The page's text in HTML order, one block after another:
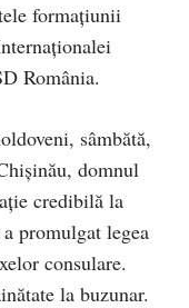
formațiunii
România.
sâmbătă,
domnul
credibilă la
promulgat legea
consulare.
la buzunar.